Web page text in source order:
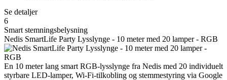
Se detaljer
6
Smart stemningsbelysning
Nedis SmartLife Party Lysslynge - 10 meter med 20 lamper - RGB
En 10 meter lang smart RGB-lysslynge fra Nedis med 20 individuelt
styrbare LED-lamper, Wi-Fi-tilkobling og stemmestyring via Google